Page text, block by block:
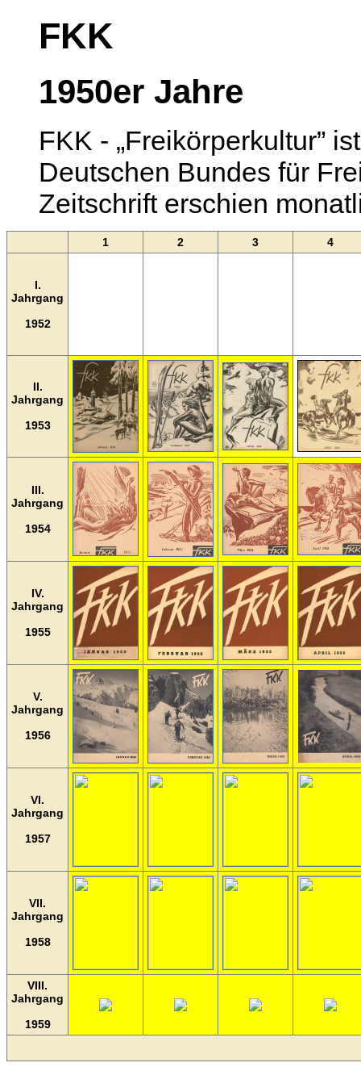
FKK
1950er Jahre
FKK - „Freikörperkultur”
Deutschen Bundes für
Zeitschrift erschien
1 2 3 4
I.
Jahrgang
1952
II.
Jahrgang
1953
III.
Jahrgang
1954
IV.
Jahrgang
1955
V.
Jahrgang
1956
VI.
Jahrgang
1957
VII.
Jahrgang
1958
VIII.
Jahrgang
1959